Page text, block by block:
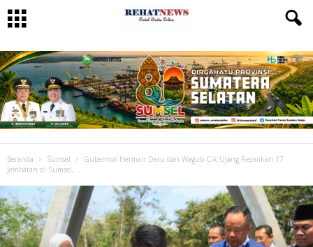
Beranda Sumsel
Gubernur Herman Deru dan Wagub Cik Ujang Resmikan 17
Jembatan di Sumsel,...